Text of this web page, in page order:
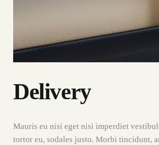
Delivery
Mauris eu nisi eget nisi imperdiet
tortor eu, sodales justo. Morbi tincidunt,